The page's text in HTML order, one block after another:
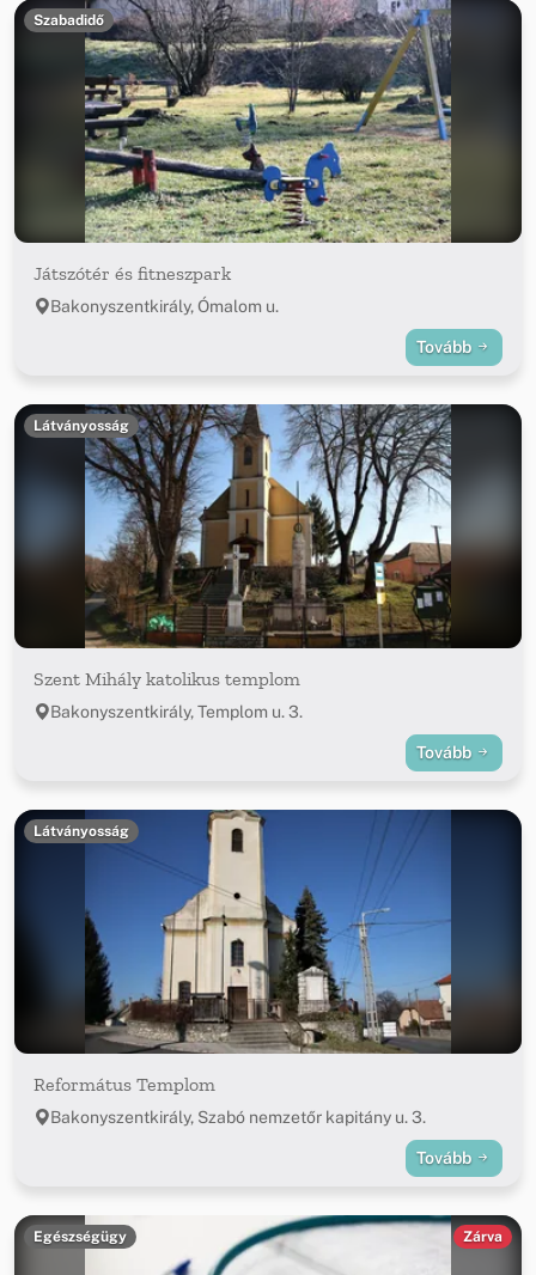
Szabadidő
Játszótér és fitneszpark
Bakonyszentkirály, Ómalom u.
Tovább
Látványosság
Szent Mihály katolikus templom
Bakonyszentkirály, Templom u. 3.
Tovább
Látványosság
Református Templom
Bakonyszentkirály, Szabó nemzetőr kapitány u. 3.
Tovább
Egészségügy Zárva